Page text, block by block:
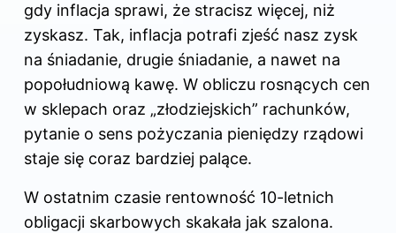
gdy inflacja sprawi, że stracisz więcej, niż
zyskasz. Tak, inflacja potrafi zjeść nasz zysk
na śniadanie, drugie śniadanie, a nawet na
popołudniową kawę. W obliczu rosnących cen
w sklepach oraz „złodziejskich” rachunków,
pytanie o sens pożyczania pieniędzy rządowi
staje się coraz bardziej palące.
W ostatnim czasie rentowność 10-letnich
obligacji skarbowych skakała jak szalona.